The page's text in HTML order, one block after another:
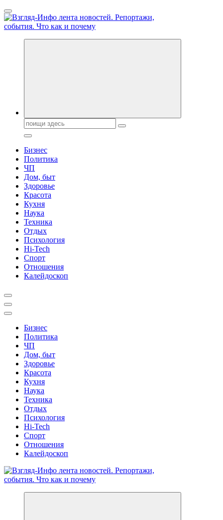
Перейти
к
содержанию
Обо всем и обо всех, что зачем и почему. Новости политики,
Поиск:
Бизнес
Политика
ЧП
Дом, быт
Здоровье
Красота
Кухня
Наука
Техника
Отдых
Психология
Hi-Tech
Спорт
Отношения
Калейдоскоп
Бизнес
Политика
ЧП
Дом, быт
Здоровье
Красота
Кухня
Наука
Техника
Отдых
Психология
Hi-Tech
Спорт
Отношения
Калейдоскоп
Обо всем и обо всех, что зачем и почему. Новости политики,